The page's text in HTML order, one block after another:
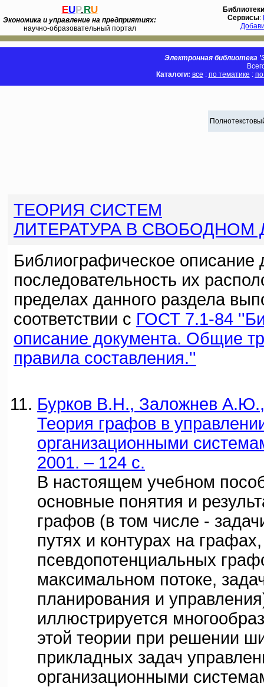
EUP.RU
Экономика и управление на предприятиях:
научно-образовательный портал
Библиотеки
Сервисы:
Электронная библиотека
Каталоги: все : по тематике :
ТЕОРИЯ СИСТЕМ
ЛИТЕРАТУРА В СВОБОДНОМ
Библиографическое описание
последовательность их
пределах данного раздела
соответствии с ГОСТ 7.1-84
описание документа. Общие
правила составления.''
Бурков В.Н., Заложнев
Теория графов в
организационными
2001. – 124 с.
В настоящем учебном
основные понятия и
графов (в том числе -
путях и контурах на
псевдопотенциальных
максимальном потоке,
планирования и
иллюстрируется
этой теории при решении
прикладных задач
организационными